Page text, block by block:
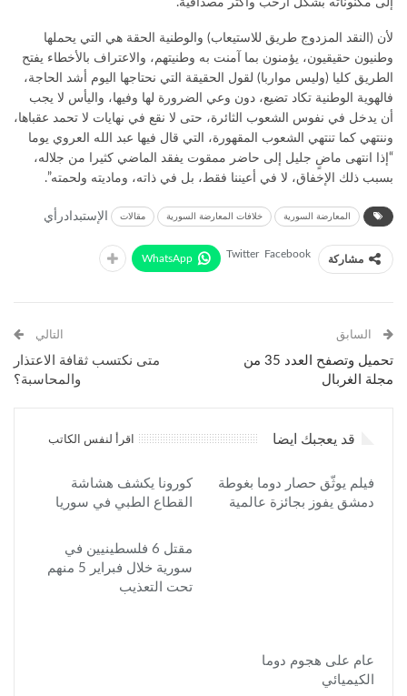
إلى مكنوناته بشكل أرحب وأكثر مصداقية.
لأن (النقد المزدوج طريق للاستيعاب) والوطنية الحقة هي التي يحملها
وطنيون حقيقيون، يؤمنون بما آمنت به وطنيتهم، والاعتراف بالأخطاء يفتح
الطريق كليا (وليس مواربا) لقول الحقيقة التي نحتاجها اليوم أشد الحاجة،
فالهوية الوطنية تكاد تضيع، دون وعي الضرورة لها وفيها، واليأس لا يجب
أن يدخل في نفوس الشعوب الثائرة، حتى لا نقع في نهايات لا تحمد عقباها،
وننتهي كما تنتهي الشعوب المقهورة، التي قال فيها عبد الله العروي يوما
“إذا انتهى ماضٍ جليل إلى حاضر ممقوت يفقد الماضي كثيرا من جلاله،
بسبب ذلك الإخفاق، لا في أعيننا فقط، بل في ذاته، وماديته ولحمته”.
الإستبداد المعارضة السورية خلافات المعارضة السورية رأي مقالات
مشاركة Facebook
Twitter
WhatsApp
السابق
تحميل وتصفح العدد 35 من
مجلة الغربال
التالي
متى نكتسب ثقافة الاعتذار
والمحاسبة؟
قد يعجبك ايضا اقرأ لنفس الكاتب
فيلم يوثّق حصار دوما بغوطة
دمشق يفوز بجائزة عالمية
كورونا يكشف هشاشة
القطاع الطبي في سوريا
عام على هجوم دوما
الكيميائي
مقتل 6 فلسطينيين في
سورية خلال فبراير 5 منهم
تحت التعذيب